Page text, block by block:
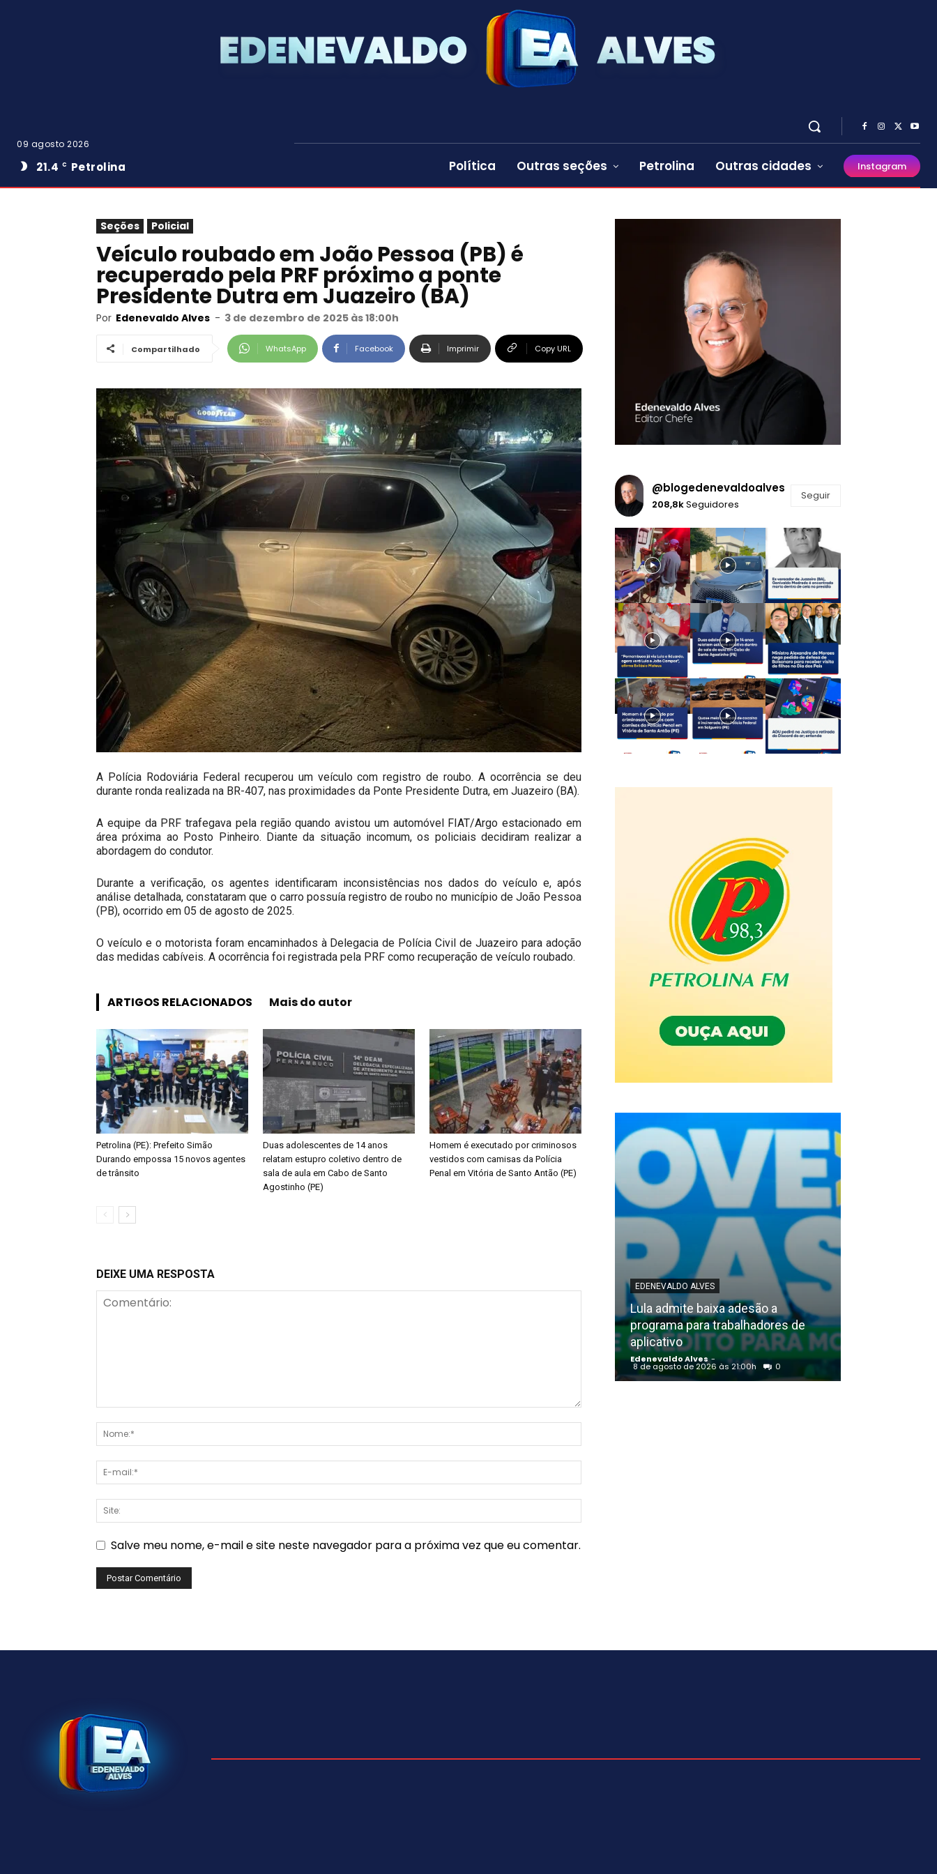
09 agosto 2026
21.4 C Petrolina Política Outras seções Petrolina Outras cidades Instagram
Seções Policial
Veículo roubado em João Pessoa (PB) é
recuperado pela PRF próximo a ponte
Presidente Dutra em Juazeiro (BA)
Por Edenevaldo Alves - 3 de dezembro de 2025 às 18:00h
Compartilhado WhatsApp Facebook Imprimir Copy URL
A Polícia Rodoviária Federal recuperou um veículo com registro de roubo. A ocorrência se deu
durante ronda realizada na BR-407, nas proximidades da Ponte Presidente Dutra, em Juazeiro (BA).
A equipe da PRF trafegava pela região quando avistou um automóvel FIAT/Argo estacionado em
área próxima ao Posto Pinheiro. Diante da situação incomum, os policiais decidiram realizar a
abordagem do condutor.
Durante a verificação, os agentes identificaram inconsistências nos dados do veículo e, após
análise detalhada, constataram que o carro possuía registro de roubo no município de João Pessoa
(PB), ocorrido em 05 de agosto de 2025.
O veículo e o motorista foram encaminhados à Delegacia de Polícia Civil de Juazeiro para adoção
das medidas cabíveis. A ocorrência foi registrada pela PRF como recuperação de veículo roubado.
ARTIGOS RELACIONADOS Mais do autor
Petrolina (PE): Prefeito Simão
Durando empossa 15 novos agentes
de trânsito
Duas adolescentes de 14 anos
relatam estupro coletivo dentro de
sala de aula em Cabo de Santo
Agostinho (PE)
Homem é executado por criminosos
vestidos com camisas da Polícia
Penal em Vitória de Santo Antão (PE)
DEIXE UMA RESPOSTA
Salve meu nome, e-mail e site neste navegador para a próxima vez que eu comentar.
@blogedenevaldoalves
208,8kSeguidores
Seguir
EDENEVALDO ALVES
Lula admite baixa adesão a
programa para trabalhadores de
aplicativo
Edenevaldo Alves -
8 de agosto de 2026 às 21:00h 0